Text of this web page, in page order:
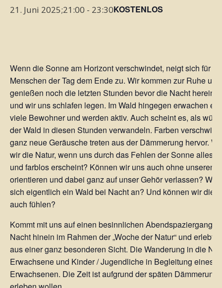
21. Juni 2025;21:00 - 23:30KOSTENLOS
Wenn die Sonne am Horizont verschwindet, neigt sich für
Menschen der Tag dem Ende zu. Wir kommen zur Ruhe und
genießen noch die letzten Stunden bevor die Nacht herein
und wir uns schlafen legen. Im Wald hingegen erwachen
viele Bewohner und werden aktiv. Auch scheint es, als
der Wald in diesen Stunden verwandeln. Farben
ganz neue Geräusche treten aus der Dämmerung hervor.
wir die Natur, wenn uns durch das Fehlen der Sonne alles
und farblos erscheint? Können wir uns auch ohne unseren
orientieren und dabei ganz auf unser Gehör verlassen? Wie
sich eigentlich ein Wald bei Nacht an? Und können wir die
auch fühlen?
Kommt mit uns auf einen besinnlichen Abendspaziergang
Nacht hinein im Rahmen der „Woche der Natur“ und erlebt
aus einer ganz besonderen Sicht. Die Wanderung in die
Erwachsene und Kinder / Jugendliche in Begleitung eines
Erwachsenen. Die Zeit ist aufgrund der späten